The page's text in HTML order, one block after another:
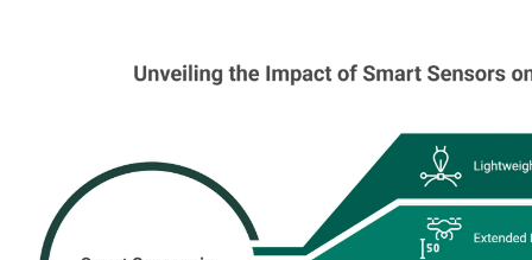
grande autonomie, une capacité de charge utile accrue, et
maniabilité en vol.
Il peut sembler paradoxal d’utiliser des capteurs
améliorer les performances d’un UAV, alors que l’enjeu
justement de garder le système entier aussi léger que possible.